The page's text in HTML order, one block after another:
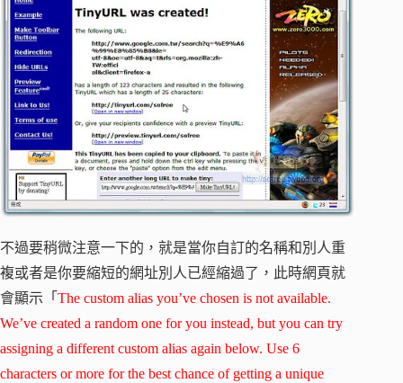
不過要稍微注意一下的，就是當你自訂的名稱和別人重
複或者是你要縮短的網址別人已經縮過了，此時網頁就
會顯示「 The custom alias you’ve chosen is not available.
We’ve created a random one for you instead, but you can try
assigning a different custom alias again below. Use 6
characters or more for the best chance of getting a unique